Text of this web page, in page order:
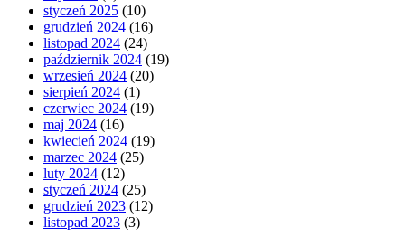
styczeń 2025 (10)
grudzień 2024 (16)
listopad 2024 (24)
październik 2024 (19)
wrzesień 2024 (20)
sierpień 2024 (1)
czerwiec 2024 (19)
maj 2024 (16)
kwiecień 2024 (19)
marzec 2024 (25)
luty 2024 (12)
styczeń 2024 (25)
grudzień 2023 (12)
listopad 2023 (3)